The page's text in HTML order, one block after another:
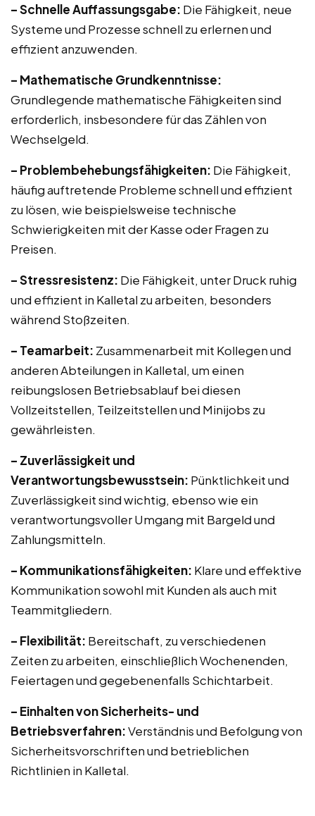
– Schnelle Auffassungsgabe: Die Fähigkeit, neue
Systeme und Prozesse schnell zu erlernen und
effizient anzuwenden.
– Mathematische Grundkenntnisse:
Grundlegende mathematische Fähigkeiten sind
erforderlich, insbesondere für das Zählen von
Wechselgeld.
– Problembehebungsfähigkeiten: Die Fähigkeit,
häufig auftretende Probleme schnell und effizient
zu lösen, wie beispielsweise technische
Schwierigkeiten mit der Kasse oder Fragen zu
Preisen.
– Stressresistenz: Die Fähigkeit, unter Druck ruhig
und effizient in Kalletal zu arbeiten, besonders
während Stoßzeiten.
– Teamarbeit: Zusammenarbeit mit Kollegen und
anderen Abteilungen in Kalletal, um einen
reibungslosen Betriebsablauf bei diesen
Vollzeitstellen, Teilzeitstellen und Minijobs zu
gewährleisten.
– Zuverlässigkeit und
Verantwortungsbewusstsein: Pünktlichkeit und
Zuverlässigkeit sind wichtig, ebenso wie ein
verantwortungsvoller Umgang mit Bargeld und
Zahlungsmitteln.
– Kommunikationsfähigkeiten: Klare und effektive
Kommunikation sowohl mit Kunden als auch mit
Teammitgliedern.
– Flexibilität: Bereitschaft, zu verschiedenen
Zeiten zu arbeiten, einschließlich Wochenenden,
Feiertagen und gegebenenfalls Schichtarbeit.
– Einhalten von Sicherheits- und
Betriebsverfahren:Verständnis und Befolgung von
Sicherheitsvorschriften und betrieblichen
Richtlinien in Kalletal.